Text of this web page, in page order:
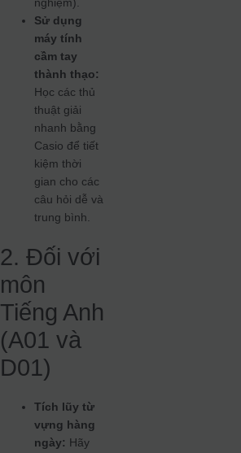
Sử dụng
máy tính
cầm tay
thành thạo:
Học các thủ
thuật giải
nhanh bằng
Casio để tiết
kiệm thời
gian cho các
câu hỏi dễ và
trung bình.
2. Đối với
môn
Tiếng Anh
(A01 và
D01)
Tích lũy từ
vựng hàng
ngày: Hãy